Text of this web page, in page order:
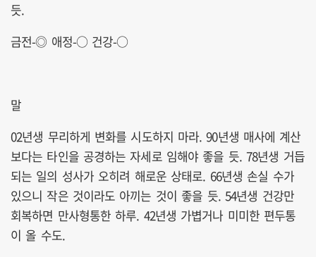
듯.
금전-◎ 애정-○ 건강-○
말
02년생 무리하게 변화를 시도하지 마라. 90년생 매사에 계산
보다는 타인을 공경하는 자세로 임해야 좋을 듯. 78년생 거듭
되는 일의 성사가 오히려 해로운 상태로. 66년생 손실 수가
있으니 작은 것이라도 아끼는 것이 좋을 듯. 54년생 건강만
회복하면 만사형통한 하루. 42년생 가볍거나 미미한 편두통
이 올 수도.